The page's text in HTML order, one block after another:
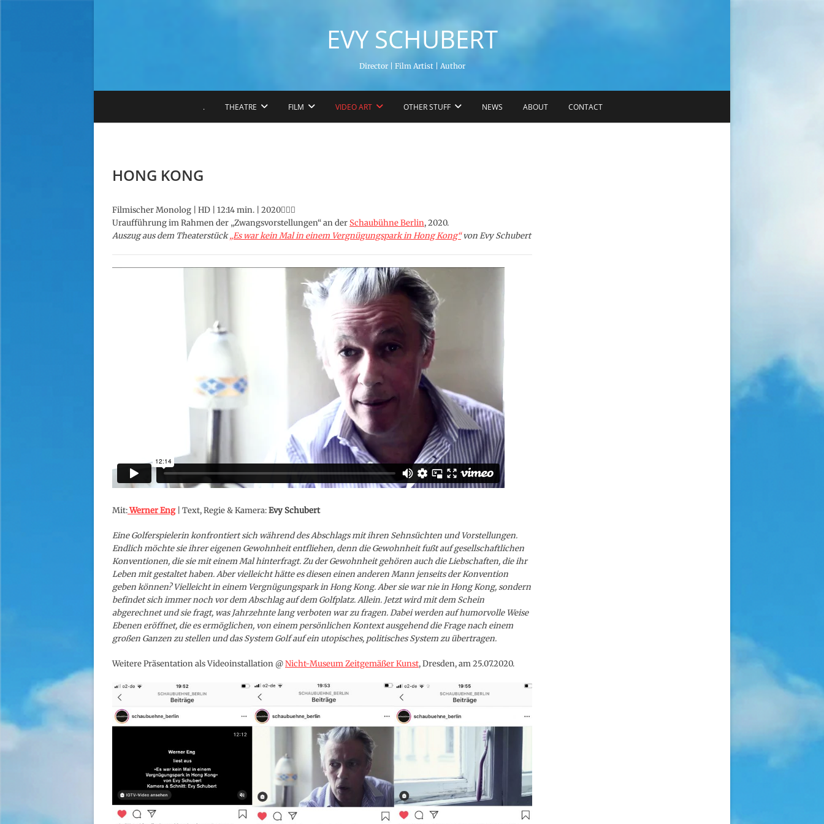
t
EVY SCHUBERT
Director | Film Artist | Author
. THEATRE FILM VIDEO ART OTHER STUFF NEWS ABOUT CONTACT
HONG KONG
Filmischer Monolog | HD | 12:14 min. | 2020🏌🏿‍♀️
Uraufführung im Rahmen der „Zwangsvorstellungen“ an der Schaubühne Berlin, 2020.
Auszug aus dem Theaterstück„Es war kein Mal in einem Vergnügungspark in Hong Kong“von Evy Schubert
Mit:Werner Eng| Text, Regie & Kamera:Evy Schubert
Eine Golferspielerin konfrontiert sich während des Abschlags mit ihren Sehnsüchten und Vorstellungen.
Endlich möchte sie ihrer eigenen Gewohnheit entfliehen, denn die Gewohnheit fußt auf gesellschaftlichen
Konventionen, die sie mit einem Mal hinterfragt. Zu der Gewohnheit gehören auch die Liebschaften, die ihr
Leben mit gestaltet haben. Aber vielleicht hätte es diesen einen anderen Mann jenseits der Konvention
geben können? Vielleicht in einem Vergnügungspark in Hong Kong. Aber sie war nie in Hong Kong, sondern
befindet sich immer noch vor dem Abschlag auf dem Golfplatz. Allein. Jetzt wird mit dem Schein
abgerechnet und sie fragt, was Jahrzehnte lang verboten war zu fragen. Dabei werden auf humorvolle Weise
Ebenen eröffnet, die es ermöglichen, von einem persönlichen Kontext ausgehend die Frage nach einem
großen Ganzen zu stellen und das System Golf auf ein utopisches, politisches System zu übertragen.
Weitere Präsentation als Videoinstallation @Nicht-Museum Zeitgemäßer Kunst, Dresden, am 25.07.2020.